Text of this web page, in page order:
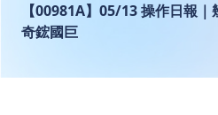
【00981A】05/13 操作日報
奇鋐國巨